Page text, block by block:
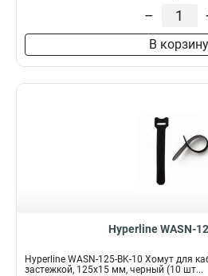
–
В корзину
Hyperline WASN-
Hyperline WASN-125-BK-10 Хомут для
застежкой, 125x15 мм, черный (10 шт...